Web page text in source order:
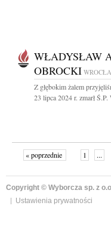
WŁADYSŁAW
OBROCKI
Z głębokim żalem
23 lipca 2024 r. zmarł Ś.P.
« poprzednie 1 ...
Copyright © Wyborcza sp. z
Ustawienia prywatności